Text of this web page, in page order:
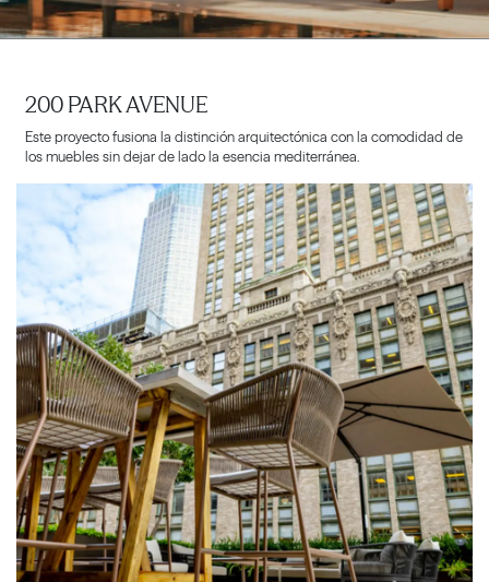
200 PARK AVENUE
Este proyecto fusiona la distinción arquitectónica con la comodidad de
los muebles sin dejar de lado la esencia mediterránea.